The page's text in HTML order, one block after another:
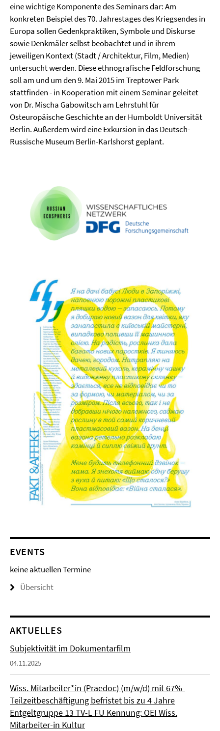
eine wichtige Komponente des Seminars dar: Am
konkreten Beispiel des 70. Jahrestages des Kriegsendes in
Europa sollen Gedenkpraktiken, Symbole und Diskurse
sowie Denkmäler selbst beobachtet und in ihrem
jeweiligen Kontext (Stadt / Architektur, Film, Medien)
untersucht werden. Diese ethnografische Feldforschung
soll am und um den 9. Mai 2015 im Treptower Park
stattfinden - in Kooperation mit einem Seminar geleitet
von Dr. Mischa Gabowitsch am Lehrstuhl für
Osteuropäische Geschichte an der Humboldt Universität
Berlin. Außerdem wird eine Exkursion in das Deutsch-
Russische Museum Berlin-Karlshorst geplant.
EVENTS
keine aktuellen Termine
Übersicht
AKTUELLES
Subjektivität im Dokumentarfilm
04.11.2025
Wiss. Mitarbeiter*in (Praedoc) (m/w/d) mit 67%-
Teilzeitbeschäftigung befristet bis zu 4 Jahre
Entgeltgruppe 13 TV-L FU Kennung: OEI Wiss.
Mitarbeiter-in Kultur